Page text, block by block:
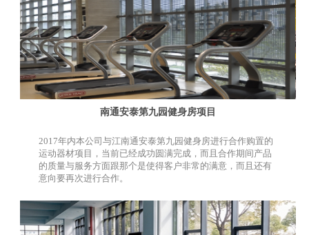
南通安泰第九园健身房项目
2017年内本公司与江南通安泰第九园健身房进行合作购置的
运动器材项目，当前已经成功圆满完成，而且合作期间产品
的质量与服务方面跟那个是使得客户非常的满意，而且还有
意向要再次进行合作。